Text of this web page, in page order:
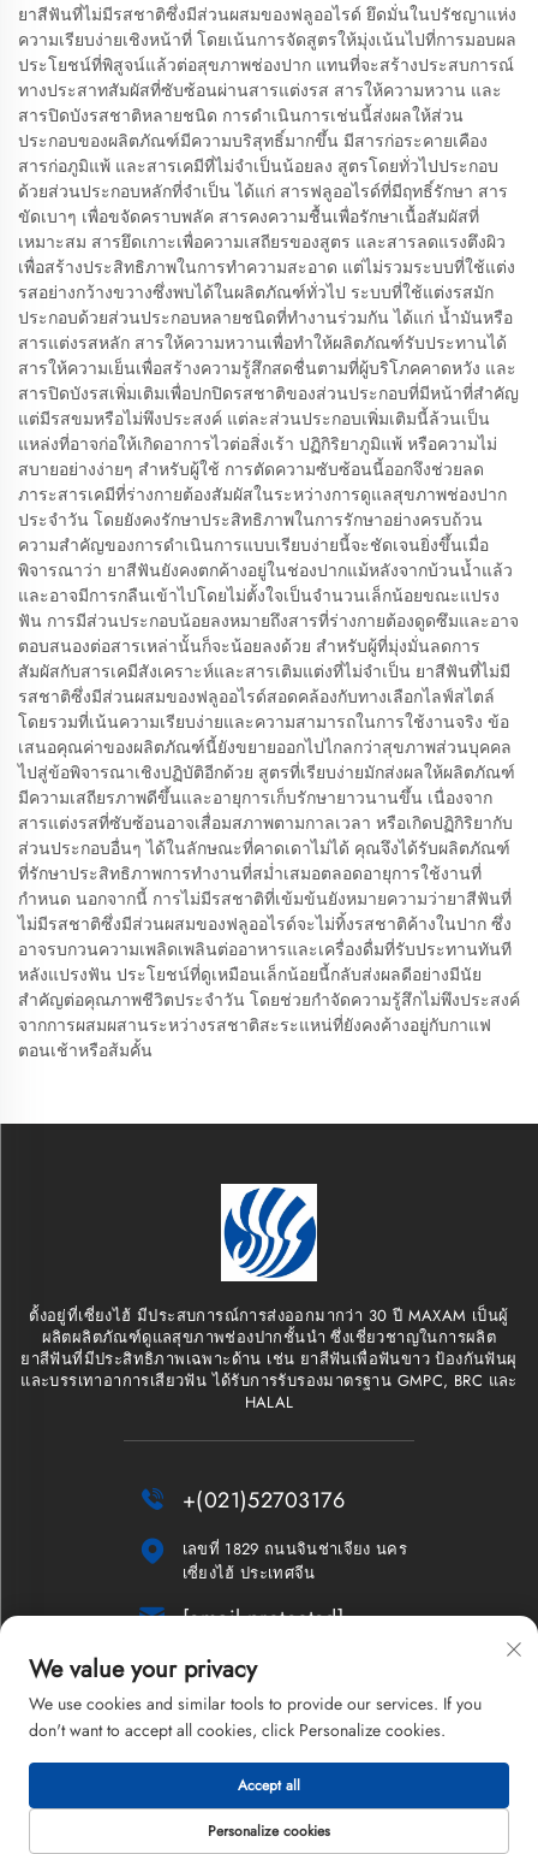
ยาสีฟันที่ไม่มีรสชาติซึ่งมีส่วนผสมของฟลูออไรด์ ยึดมั่นในปรัชญาแห่ง
ความเรียบง่ายเชิงหน้าที่ โดยเน้นการจัดสูตรให้มุ่งเน้นไปที่การมอบผล
ประโยชน์ที่พิสูจน์แล้วต่อสุขภาพช่องปาก แทนที่จะสร้างประสบการณ์
ทางประสาทสัมผัสที่ซับซ้อนผ่านสารแต่งรส สารให้ความหวาน และ
สารปิดบังรสชาติหลายชนิด การดำเนินการเช่นนี้ส่งผลให้ส่วน
ประกอบของผลิตภัณฑ์มีความบริสุทธิ์มากขึ้น มีสารก่อระคายเคือง
สารก่อภูมิแพ้ และสารเคมีที่ไม่จำเป็นน้อยลง สูตรโดยทั่วไปประกอบ
ด้วยส่วนประกอบหลักที่จำเป็น ได้แก่ สารฟลูออไรด์ที่มีฤทธิ์รักษา สาร
ขัดเบาๆ เพื่อขจัดคราบพลัค สารคงความชื้นเพื่อรักษาเนื้อสัมผัสที่
เหมาะสม สารยึดเกาะเพื่อความเสถียรของสูตร และสารลดแรงตึงผิว
เพื่อสร้างประสิทธิภาพในการทำความสะอาด แต่ไม่รวมระบบที่ใช้แต่ง
รสอย่างกว้างขวางซึ่งพบได้ในผลิตภัณฑ์ทั่วไป ระบบที่ใช้แต่งรสมัก
ประกอบด้วยส่วนประกอบหลายชนิดที่ทำงานร่วมกัน ได้แก่ น้ำมันหรือ
สารแต่งรสหลัก สารให้ความหวานเพื่อทำให้ผลิตภัณฑ์รับประทานได้
สารให้ความเย็นเพื่อสร้างความรู้สึกสดชื่นตามที่ผู้บริโภคคาดหวัง และ
สารปิดบังรสเพิ่มเติมเพื่อปกปิดรสชาติของส่วนประกอบที่มีหน้าที่สำคัญ
แต่มีรสขมหรือไม่พึงประสงค์ แต่ละส่วนประกอบเพิ่มเติมนี้ล้วนเป็น
แหล่งที่อาจก่อให้เกิดอาการไวต่อสิ่งเร้า ปฏิกิริยาภูมิแพ้ หรือความไม่
สบายอย่างง่ายๆ สำหรับผู้ใช้ การตัดความซับซ้อนนี้ออกจึงช่วยลด
ภาระสารเคมีที่ร่างกายต้องสัมผัสในระหว่างการดูแลสุขภาพช่องปาก
ประจำวัน โดยยังคงรักษาประสิทธิภาพในการรักษาอย่างครบถ้วน
ความสำคัญของการดำเนินการแบบเรียบง่ายนี้จะชัดเจนยิ่งขึ้นเมื่อ
พิจารณาว่า ยาสีฟันยังคงตกค้างอยู่ในช่องปากแม้หลังจากบ้วนน้ำแล้ว
และอาจมีการกลืนเข้าไปโดยไม่ตั้งใจเป็นจำนวนเล็กน้อยขณะแปรง
ฟัน การมีส่วนประกอบน้อยลงหมายถึงสารที่ร่างกายต้องดูดซึมและอาจ
ตอบสนองต่อสารเหล่านั้นก็จะน้อยลงด้วย สำหรับผู้ที่มุ่งมั่นลดการ
สัมผัสกับสารเคมีสังเคราะห์และสารเติมแต่งที่ไม่จำเป็น ยาสีฟันที่ไม่มี
รสชาติซึ่งมีส่วนผสมของฟลูออไรด์สอดคล้องกับทางเลือกไลฟ์สไตล์
โดยรวมที่เน้นความเรียบง่ายและความสามารถในการใช้งานจริง ข้อ
เสนอคุณค่าของผลิตภัณฑ์นี้ยังขยายออกไปไกลกว่าสุขภาพส่วนบุคคล
ไปสู่ข้อพิจารณาเชิงปฏิบัติอีกด้วย สูตรที่เรียบง่ายมักส่งผลให้ผลิตภัณฑ์
มีความเสถียรภาพดีขึ้นและอายุการเก็บรักษายาวนานขึ้น เนื่องจาก
สารแต่งรสที่ซับซ้อนอาจเสื่อมสภาพตามกาลเวลา หรือเกิดปฏิกิริยากับ
ส่วนประกอบอื่นๆ ได้ในลักษณะที่คาดเดาไม่ได้ คุณจึงได้รับผลิตภัณฑ์
ที่รักษาประสิทธิภาพการทำงานที่สม่ำเสมอตลอดอายุการใช้งานที่
กำหนด นอกจากนี้ การไม่มีรสชาติที่เข้มข้นยังหมายความว่ายาสีฟันที่
ไม่มีรสชาติซึ่งมีส่วนผสมของฟลูออไรด์จะไม่ทิ้งรสชาติค้างในปาก ซึ่ง
อาจรบกวนความเพลิดเพลินต่ออาหารและเครื่องดื่มที่รับประทานทันที
หลังแปรงฟัน ประโยชน์ที่ดูเหมือนเล็กน้อยนี้กลับส่งผลดีอย่างมีนัย
สำคัญต่อคุณภาพชีวิตประจำวัน โดยช่วยกำจัดความรู้สึกไม่พึงประสงค์
จากการผสมผสานระหว่างรสชาติสะระแหน่ที่ยังคงค้างอยู่กับกาแฟ
ตอนเช้าหรือส้มคั้น
ตั้งอยู่ที่เซี่ยงไฮ้ มีประสบการณ์การส่งออกมากว่า 30 ปี MAXAM เป็นผู้
ผลิตผลิตภัณฑ์ดูแลสุขภาพช่องปากชั้นนำ ซึ่งเชี่ยวชาญในการผลิต
ยาสีฟันที่มีประสิทธิภาพเฉพาะด้าน เช่น ยาสีฟันเพื่อฟันขาว ป้องกันฟันผุ
และบรรเทาอาการเสียวฟัน ได้รับการรับรองมาตรฐาน GMPC, BRC และ
HALAL
 +(021)52703176

เลขที่ 1829 ถนนจินช่าเจียง นคร
เซี่ยงไฮ้ ประเทศจีน
 [email protected]
จดหมายข่าว
ลิขสิทธิ์ © 2026 บริษัทเซี่ยงไฮ้ แมกซ์แอม จำกัด สงวนลิขสิทธิ์ทั้งหมด
นโยบายความเป็นส่วนตัว
We value your privacy
We use cookies and similar tools to provide our services. If you
don't want to accept all cookies, click Personalize cookies.
Personalize cookies
Accept all